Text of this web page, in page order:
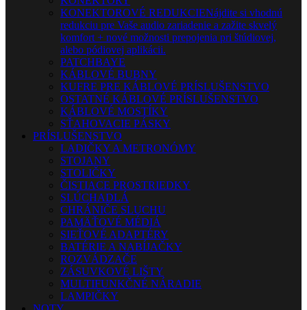
KONEKTOROVÉ REDUKCIENájdite si vhodnú
redukciu pre Vaše audio zariadenie a zažite skvelý
komfort + nové možnosti prepojenia pri štúdiovej,
alebo pódiovej aplikácii.
PATCHBAYE
KÁBLOVÉ BUBNY
KUFRE PRE KÁBLOVÉ PRÍSLUŠENSTVO
OSTATNÉ KÁBLOVÉ PRÍSLUŠENSTVO
KÁBLOVÉ MOSTÍKY
SŤAHOVACIE PÁSKY
PRÍSLUŠENSTVO
LADIČKY A METRONÓMY
STOJANY
STOLIČKY
ČISTIACE PROSTRIEDKY
SLÚCHADLÁ
CHRÁNIČE SLUCHU
PAMÄŤOVÉ MÉDIÁ
SIEŤOVÉ ADAPTÉRY
BATÉRIE A NABÍJAČKY
ROZVÁDZAČE
ZÁSUVKOVÉ LIŠTY
MULTIFUNKČNÉ NÁRADIE
LAMPIČKY